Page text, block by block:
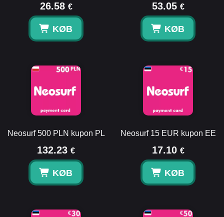
26.58 €
KØB
53.05 €
KØB
Neosurf 500 PLN kupon PL
132.23 €
KØB
Neosurf 15 EUR kupon EE
17.10 €
KØB